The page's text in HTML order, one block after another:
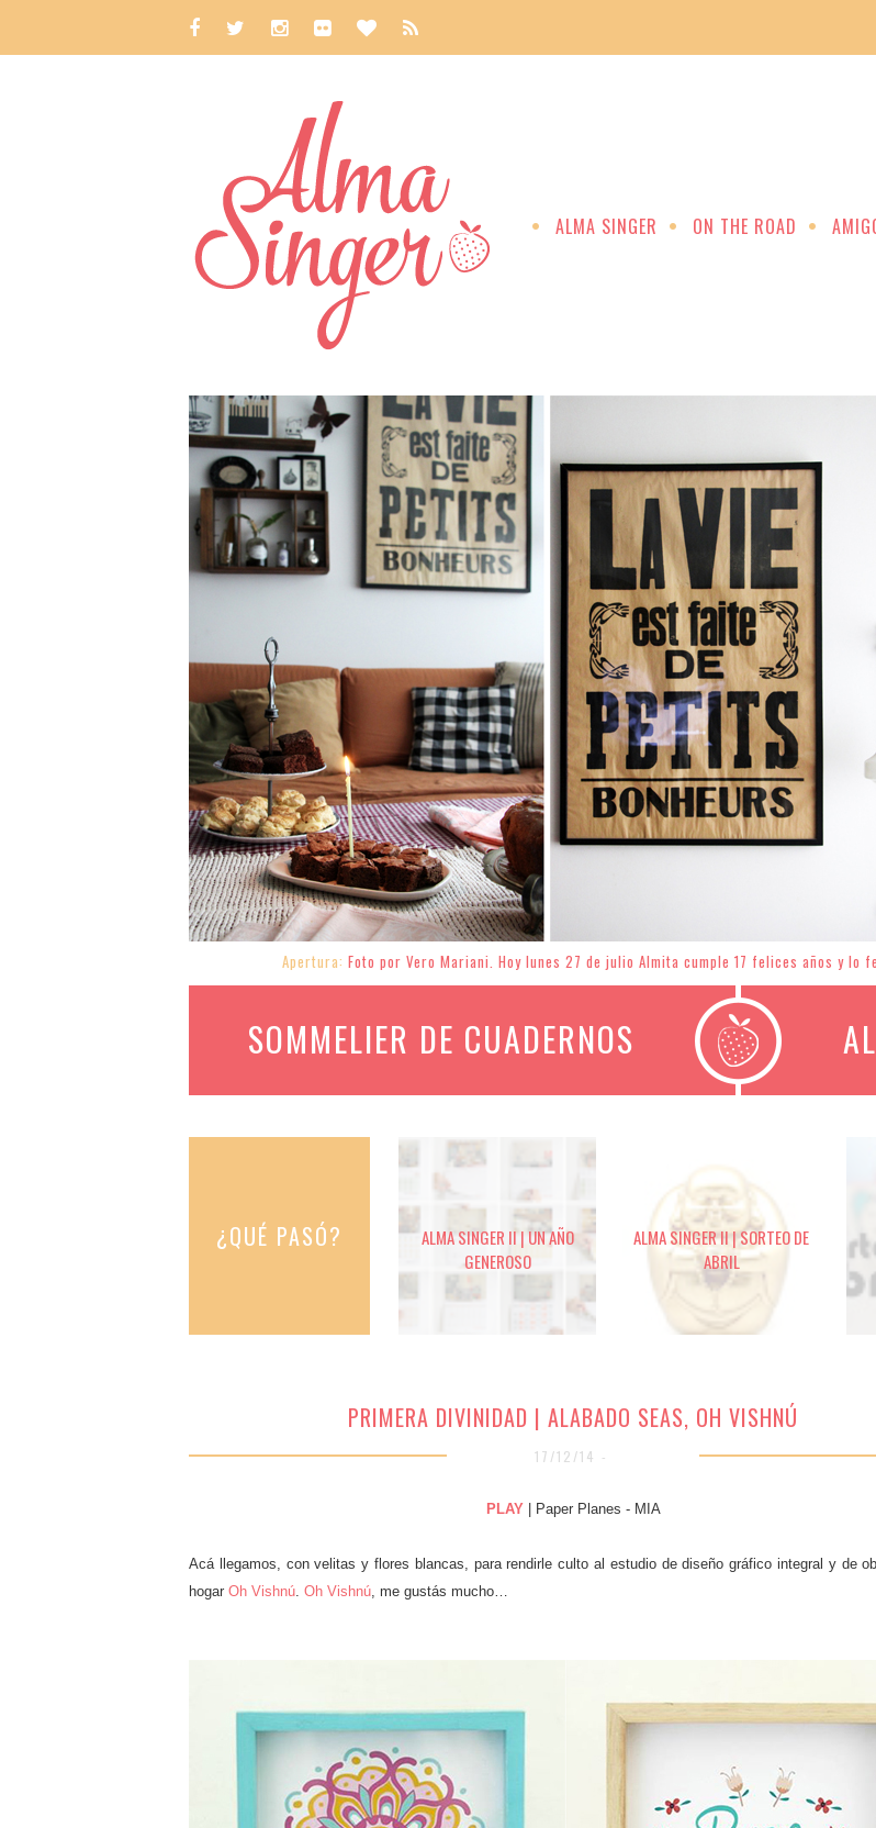
ALMA SINGER ON THE ROAD
Apertura: Foto por Vero Mariani. Hoy lunes 27 de julio Almita cumple 17 felices años y
SOMMELIER DE CUADERNOS
¿QUÉ PASÓ?
ALMA SINGER II | UN AÑO
GENEROSO
ALMA SINGER II | SORTEO DE
ABRIL
PRIMERA DIVINIDAD | ALABADO SEAS, OH VISHNÚ
17/12/14 -
PLAY| Paper Planes - MIA
Acá llegamos, con velitas y flores blancas, para rendirle culto al estudio de diseño gráfico integral y de
hogar Oh Vishnú. Oh Vishnú, me gustás mucho…